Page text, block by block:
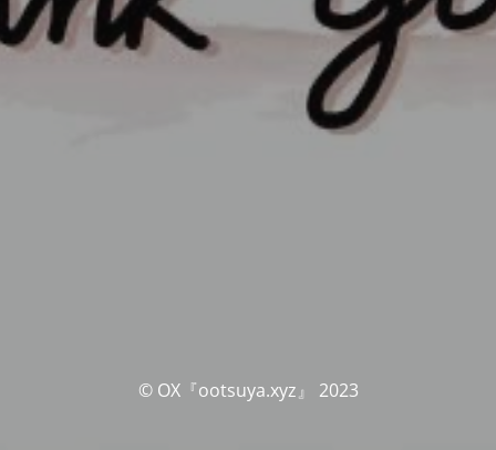
© OX『ootsuya.xyz』 2023